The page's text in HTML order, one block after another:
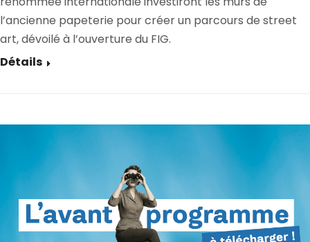
l’ancienne papeterie pour créer un parcours de street
art, dévoilé à l’ouverture du FIG.
Détails